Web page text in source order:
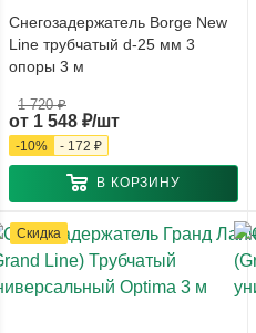
Снегозадержатель Borge New
Line трубчатый d-25 мм 3
опоры 3 м
от 1 548 ₽/шт
1 720 ₽
-10% - 172 ₽
В КОРЗИНУ
Скидка